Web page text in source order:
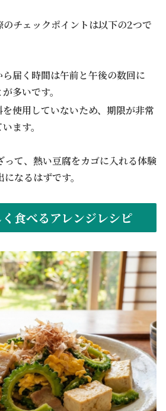
のチェックポイントは以下の2つで
ら届く時間は午前と午後の数回に
多いです。
を使用していないため、期限が非常
ます。
って、熱い豆腐をカゴに入れる体験
なるはずです。
食べるアレンジレシピ